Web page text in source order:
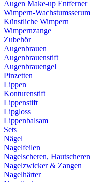
Augen Make-up Entferner
Wimpern-Wachstumsserum
Künstliche Wimpern
Wimpernzange
Zubehör
Augenbrauen
Augenbrauenstift
Augenbrauengel
Pinzetten
Lippen
Konturenstift
Lippenstift
Lipgloss
Lippenbalsam
Sets
Nägel
Nagelfeilen
Nagelscheren, Hautscheren
Nagelzwicker & Zangen
Nagelhärter